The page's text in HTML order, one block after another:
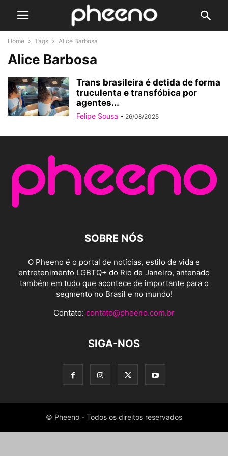
Home Tags Alice Barbosa
Alice Barbosa
Trans brasileira é detida de forma
truculenta e transfóbica por
agentes...
Felipe Sousa - 26/08/2025
SOBRE NÓS
O Pheeno é o portal de notícias, estilo de vida e
entretenimento LGBTQ+ do Rio de Janeiro, antenado
também em tudo que acontece de importante para o
segmento no Brasil e no mundo!
Contato: contato@pheeno.com.br
SIGA-NOS
© Pheeno - Todos os direitos reservados